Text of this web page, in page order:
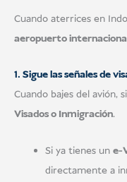
Cuando aterrices en
aeropuerto
1. Sigue las señales de
Cuando bajes del avión,
Visados o Inmigración.
Si ya tienes un e-
directamente a